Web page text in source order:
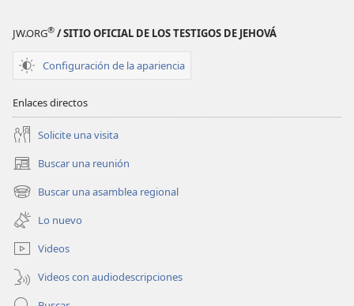
JW.ORG® / SITIO OFICIAL DE LOS TESTIGOS DE JEHOVÁ
Configuración de la apariencia
Enlaces directos
Solicite una visita
Buscar una reunión
(abre
una
nueva
ventana)
Buscar una asamblea regional
(abre
una
nueva
ventana)
Lo nuevo
Videos
Videos con audiodescripciones